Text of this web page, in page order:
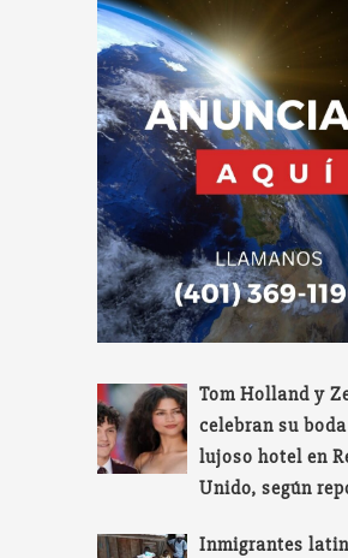
Tom Holland y
celebran su
lujoso hotel en
Unido, según
Inmigrantes